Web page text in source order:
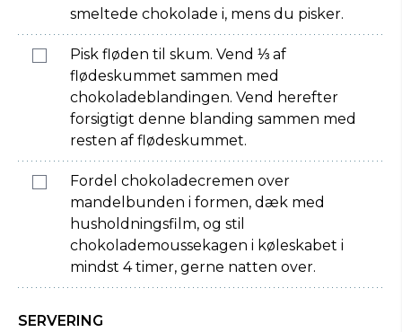
smeltede chokolade i, mens du pisker.
Pisk fløden til skum. Vend ⅓ af
flødeskummet sammen med
chokoladeblandingen. Vend herefter
forsigtigt denne blanding sammen med
resten af flødeskummet.
Fordel chokoladecremen over
mandelbunden i formen, dæk med
husholdningsfilm, og stil
chokolademoussekagen i køleskabet i
mindst 4 timer, gerne natten over.
SERVERING